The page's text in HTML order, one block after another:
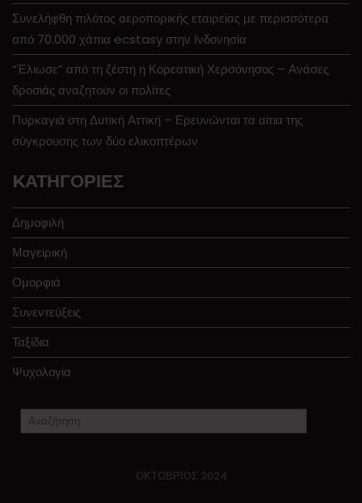
Συνελήφθη πιλότος αεροπορικής εταιρείας με περισσότερα
από 70.000 χάπια ecstasy στην Ινδονησία
“Έλιωσε” από τη ζέστη η Κορεατική Χερσόνησος – Ανάσες
δροσιάς αναζητούν οι πολίτες
Πυρκαγιά στη Δυτική Αττική – Ερευνώνται τα αίτια της
σύγκρουσης των δύο ελικοπτέρων
KΑΤΗΓΟΡΊΕΣ
Δημοφιλή
Μαγειρική
Ομορφιά
Συνεντεύξεις
Ταξίδια
Ψυχολογία
ΟΚΤΏΒΡΙΟΣ 2024